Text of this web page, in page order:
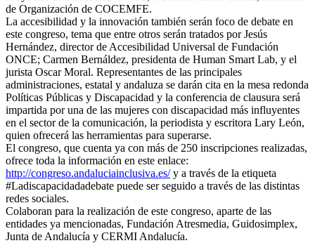
de Organización de COCEMFE.
La accesibilidad y la innovación también serán foco de debate en
este congreso, tema que entre otros serán tratados por Jesús
Hernández, director de Accesibilidad Universal de Fundación
ONCE; Carmen Bernáldez, presidenta de Human Smart Lab, y el
jurista Oscar Moral. Representantes de las principales
administraciones, estatal y andaluza se darán cita en la mesa redonda
Políticas Públicas y Discapacidad y la conferencia de clausura será
impartida por una de las mujeres con discapacidad más influyentes
en el sector de la comunicación, la periodista y escritora Lary León,
quien ofrecerá las herramientas para superarse.
El congreso, que cuenta ya con más de 250 inscripciones realizadas,
ofrece toda la información en este enlace:
http://congreso.andaluciainclusiva.es/y a través de la etiqueta
#Ladiscapacidadadebate puede ser seguido a través de las distintas
redes sociales.
Colaboran para la realización de este congreso, aparte de las
entidades ya mencionadas, Fundación Atresmedia, Guidosimplex,
Junta de Andalucía y CERMI Andalucía.